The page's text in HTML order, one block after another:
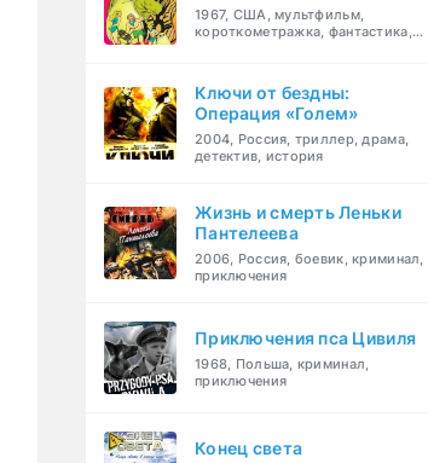
1967, США, мультфильм,
короткометражка, фантастика,
Ключи от бездны:
Операция «Голем»
2004, Россия, триллер, драма,
детектив, история
Жизнь и смерть Леньки
Пантелеева
2006, Россия, боевик, криминал,
приключения
Приключения пса Цивиля
1968, Польша, криминал,
приключения
Конец света